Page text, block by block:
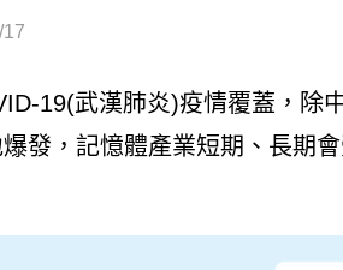
19(武漢肺炎)疫情覆蓋，除
發，記憶體產業短期、長期